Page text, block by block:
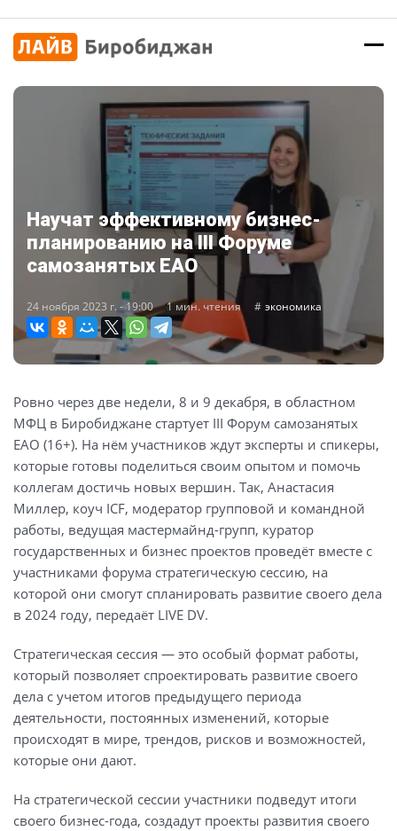
Научат эффективному бизнес-
планированию на III Форуме
самозанятых ЕАО
24 ноября 2023 г. - 19:00 1 мин. чтения экономика
Ровно через две недели, 8 и 9 декабря, в областном
МФЦ в Биробиджане стартует III Форум самозанятых
ЕАО (16+). На нём участников ждут эксперты и спикеры,
которые готовы поделиться своим опытом и помочь
коллегам достичь новых вершин. Так, Анастасия
Миллер, коуч ICF, модератор групповой и командной
работы, ведущая мастермайнд-групп, куратор
государственных и бизнес проектов проведёт вместе с
участниками форума стратегическую сессию, на
которой они смогут спланировать развитие своего дела
в 2024 году, передаёт LIVE DV.
Стратегическая сессия — это особый формат работы,
который позволяет спроектировать развитие своего
дела с учетом итогов предыдущего периода
деятельности, постоянных изменений, которые
происходят в мире, трендов, рисков и возможностей,
которые они дают.
На стратегической сессии участники подведут итоги
своего бизнес-года, создадут проекты развития своего